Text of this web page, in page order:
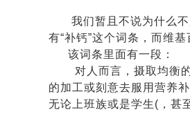
我们暂且不说为什么不
有“补钙”这个词条， 而维基
该词条里面有一段：
对人而言，摄取均衡
的加工或刻意去服用营养
无论上班族或是学生( ，甚